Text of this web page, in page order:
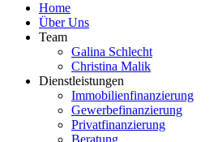
Home
Über Uns
Team
Galina Schlecht
Christina Malik
Dienstleistungen
Immobilienfinanzierung
Gewerbefinanzierung
Privatfinanzierung
Beratung